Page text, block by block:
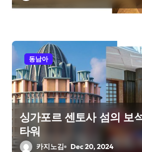
동남아
싱가포르 센토사 섬의 보
타워
카지노김 Dec 20, 2024